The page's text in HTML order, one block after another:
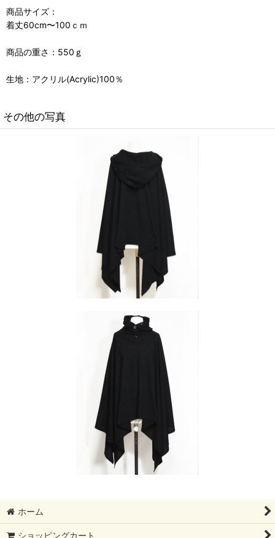
商品サイズ：
着丈60cm〜100ｃｍ
商品の重さ：550ｇ
生地：アクリル(Acrylic)100％
その他の写真
ホーム
ショッピングカート